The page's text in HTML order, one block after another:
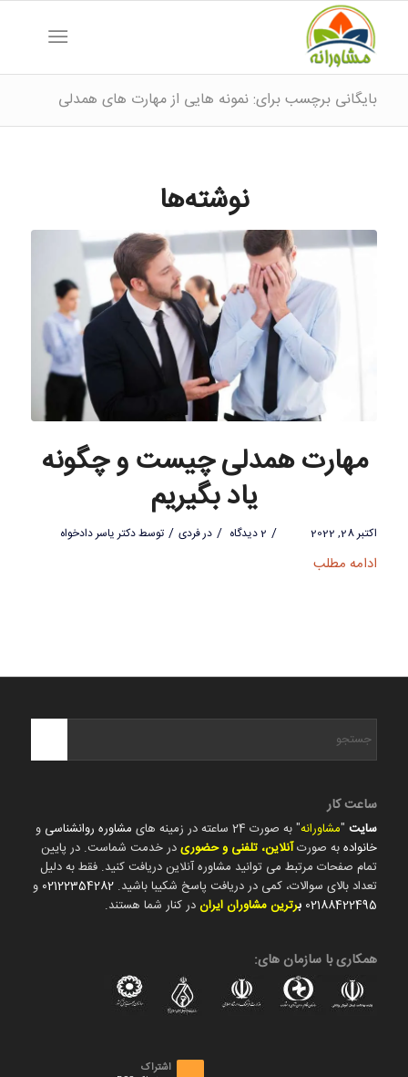
بایگانی برچسب برای: نمونه هایی از مهارت های همدلی
نوشته‌ها
مهارت همدلی چیست و چگونه
یاد بگیریم
اکتبر 28, 2022 / 2 دیدگاه / درفردی / توسطدکتر یاسر دادخواه
ادامه مطلب
ساعت کار
سایت"مشاورانه" به صورت 24 ساعته در زمینه های مشاوره روانشناسی و
خانوادهبه صورتآنلاین، تلفنی و حضوریدر خدمت شماست. در پایین
تمام صفحات مرتبط می توانید مشاوره آنلاین دریافت کنید. فقط به دلیل
تعداد بالای سوالات، کمی در دریافت پاسخ شکیبا باشید. 02122354282 و
02188422495 برترین مشاوران ایراندر کنار شما هستند.
همکاری با سازمان های:
اشتراک